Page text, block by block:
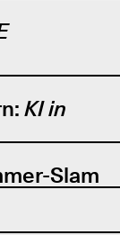
KI in
Slam